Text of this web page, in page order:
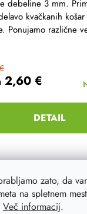
zato, da
na spletnem
Več informacij.
2,60 €
DETAIL
debeline 3 mm.
kvačkanih
Ponujamo različne